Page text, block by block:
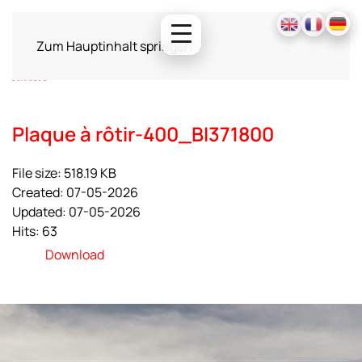
Zum Hauptinhalt springen
Plaque à rôtir-400_BI371800
File size: 518.19 KB
Created: 07-05-2026
Updated: 07-05-2026
Hits: 63
Download